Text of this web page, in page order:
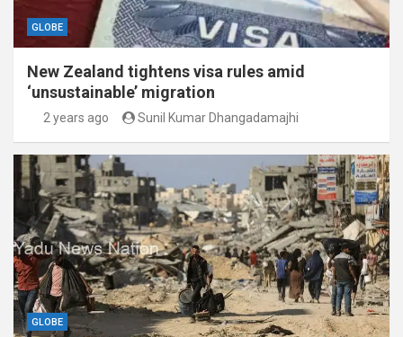
GLOBE
New Zealand tightens visa rules amid
‘unsustainable’ migration
2 years ago Sunil Kumar Dhangadamajhi
GLOBE